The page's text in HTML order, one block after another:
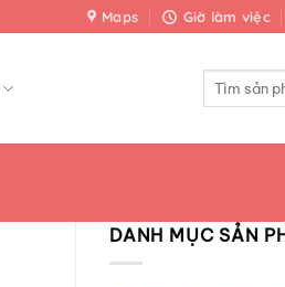
Maps Giờ làm việc
Tìm
DANH MỤC SẢN